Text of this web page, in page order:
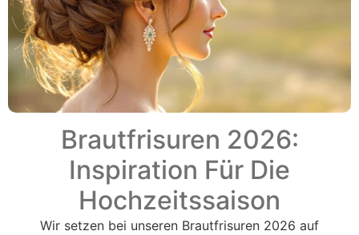
Brautfrisuren 2026:
Inspiration Für Die
Hochzeitssaison
Wir setzen bei unseren Brautfrisuren 2026 auf